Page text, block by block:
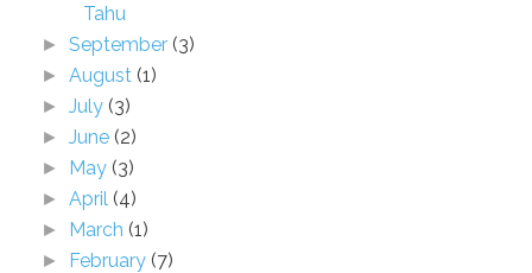
Tahu
►September (3)
►August (1)
►July (3)
►June (2)
► May (3)
►April (4)
► March (1)
► February (7)